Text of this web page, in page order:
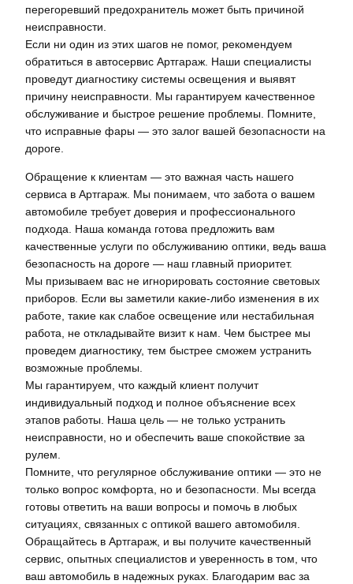
перегоревший предохранитель может быть причиной
неисправности.
Если ни один из этих шагов не помог, рекомендуем
обратиться в автосервис Артгараж. Наши специалисты
проведут диагностику системы освещения и выявят
причину неисправности. Мы гарантируем качественное
обслуживание и быстрое решение проблемы. Помните,
что исправные фары — это залог вашей безопасности на
дороге.
Обращение к клиентам — это важная часть нашего
сервиса в Артгараж. Мы понимаем, что забота о вашем
автомобиле требует доверия и профессионального
подхода. Наша команда готова предложить вам
качественные услуги по обслуживанию оптики, ведь ваша
безопасность на дороге — наш главный приоритет.
Мы призываем вас не игнорировать состояние световых
приборов. Если вы заметили какие-либо изменения в их
работе, такие как слабое освещение или нестабильная
работа, не откладывайте визит к нам. Чем быстрее мы
проведем диагностику, тем быстрее сможем устранить
возможные проблемы.
Мы гарантируем, что каждый клиент получит
индивидуальный подход и полное объяснение всех
этапов работы. Наша цель — не только устранить
неисправности, но и обеспечить ваше спокойствие за
рулем.
Помните, что регулярное обслуживание оптики — это не
только вопрос комфорта, но и безопасности. Мы всегда
готовы ответить на ваши вопросы и помочь в любых
ситуациях, связанных с оптикой вашего автомобиля.
Обращайтесь в Артгараж, и вы получите качественный
сервис, опытных специалистов и уверенность в том, что
ваш автомобиль в надежных руках. Благодарим вас за